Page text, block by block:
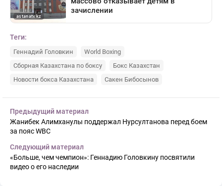
Теги:
Геннадий Головкин
World Boxing
Сборная Казахстана по боксу
Бокс Казахстан
Новости бокса Казахстана
Сакен Бибосынов
Предыдущий материал
Жанибек Алимханулы поддержал Нурсултанова перед боем
за пояс WBC
Следующий материал
«Больше, чем чемпион»: Геннадию Головкину посвятили
видео о его наследии